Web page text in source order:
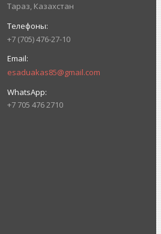
Тараз, Казахстан
+7 (705) 476-27-10
esaduakas85@gmail.com
+7 705 476 2710